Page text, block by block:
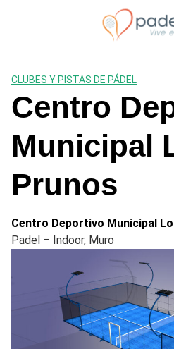
CLUBES Y PISTAS DE PÁDEL
Centro
Municipal
Prunos
Centro Deportivo Municipal
Padel – Indoor, Muro